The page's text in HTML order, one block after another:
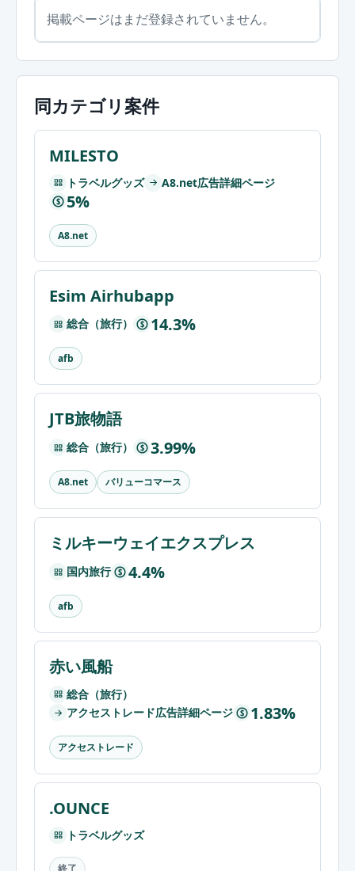
掲載ページはまだ登録されていません。
同カテゴリ案件
MILESTO
トラベルグッズ A8.net広告詳細ページ
$ 5%
A8.net
Esim Airhubapp
総合（旅行） $ 14.3%
afb
JTB旅物語
総合（旅行） $ 3.99%
A8.net バリューコマース
ミルキーウェイエクスプレス
国内旅行 $ 4.4%
afb
赤い風船
総合（旅行）
アクセストレード広告詳細ページ
$ 1.83%
アクセストレード
.OUNCE
トラベルグッズ
終了